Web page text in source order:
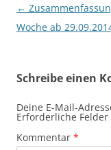
Beitragsnavigation
←
Woche ab
Schreibe einen
Deine E-Mail-
Erforderliche
Kommentar *